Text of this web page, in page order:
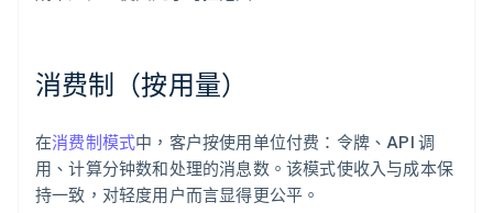
消费制（按用量）
在消费制模式中，客户按使用单位付费：令牌、API 调
用、计算分钟数和处理的消息数。该模式使收入与成本保
持一致，对轻度用户而言显得更公平。